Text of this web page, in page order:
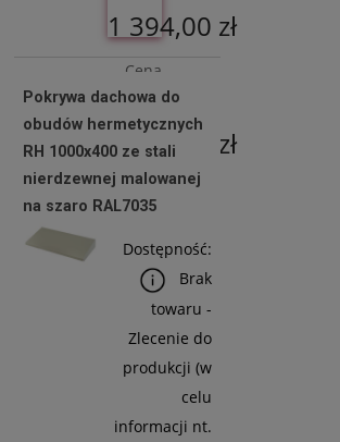
1 394,00 zł
Cena
netto:
1 133,33 zł
Koszyka
Pokrywa dachowa do
obudów hermetycznych
RH 1000x400 ze stali
nierdzewnej malowanej
na szaro RAL7035
Dostępność:
Brak
towaru -
Zlecenie do
produkcji (w
celu
informacji nt.